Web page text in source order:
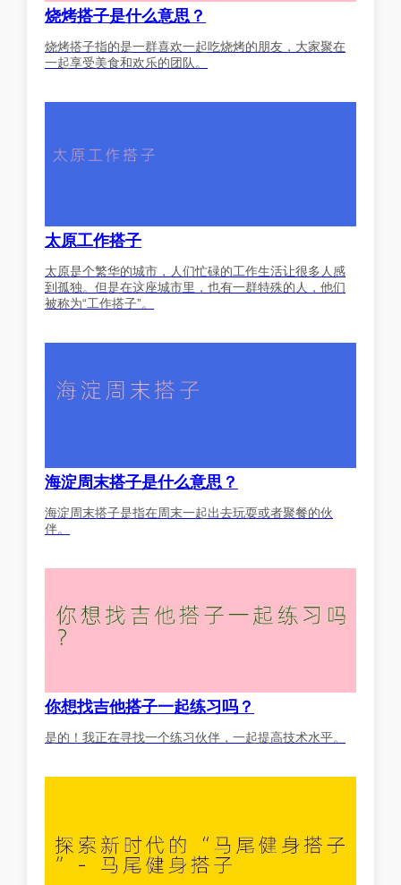
烧烤搭子是什么意思？
烧烤搭子指的是一群喜欢一起吃烧烤的朋友，大家聚在
一起享受美食和欢乐的团队。
太原工作搭子
太原是个繁华的城市，人们忙碌的工作生活让很多人感
到孤独。但是在这座城市里，也有一群特殊的人，他们
被称为“工作搭子”。
海淀周末搭子是什么意思？
海淀周末搭子是指在周末一起出去玩耍或者聚餐的伙
伴。
你想找吉他搭子一起练习吗？
是的！我正在寻找一个练习伙伴，一起提高技术水平。